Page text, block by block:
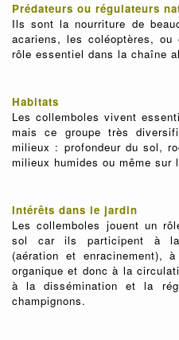
Prédateurs ou régulateurs
Ils sont la nourriture de
acariens, les coléoptères,
rôle essentiel dans la chaîne
Habitats
Les collemboles vivent
mais ce groupe très
milieux : profondeur du sol,
milieux humides ou même sur
Intérêts dans le jardin
Les collemboles jouent un
sol car ils participent à la
(aération et enracinement),
organique et donc à la
à la dissémination et la
champignons.